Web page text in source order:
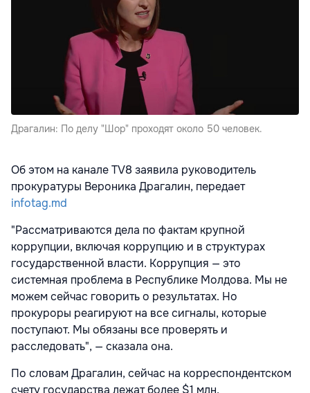
Драгалин: По делу "Шор" проходят около 50 человек.
Об этом на канале TV8 заявила руководитель
прокуратуры Вероника Драгалин, передает
infotag.md
"Рассматриваются дела по фактам крупной
коррупции, включая коррупцию и в структурах
государственной власти. Коррупция — это
системная проблема в Республике Молдова. Мы не
можем сейчас говорить о результатах. Но
прокуроры реагируют на все сигналы, которые
поступают. Мы обязаны все проверять и
расследовать", — сказала она.
По словам Драгалин, сейчас на корреспондентском